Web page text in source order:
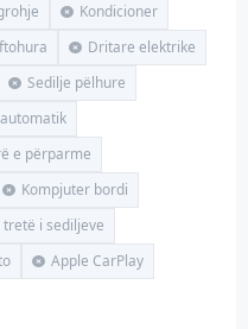
Kondicioner
Dritare elektrike
Sedilje pëlhure
e përparme
Kompjuter bordi
tretë i sediljeve
Apple CarPlay